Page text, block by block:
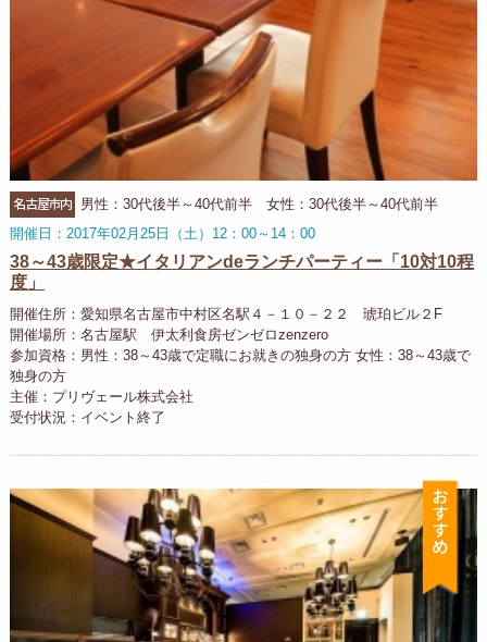
名古屋市内
男性：30代後半～40代前半 女性：30代後半～40代前半
開催日：2017年02月25日（土）12：00～14：00
38～43歳限定★イタリアンdeランチパーティー「10対10程
度」
開催住所：愛知県名古屋市中村区名駅４－１０－２２ 琥珀ビル２F
開催場所：名古屋駅 伊太利食房ゼンゼロzenzero
参加資格：男性：38～43歳で定職にお就きの独身の方 女性：38～43歳で
独身の方
主催：プリヴェール株式会社
受付状況：イベント終了
お